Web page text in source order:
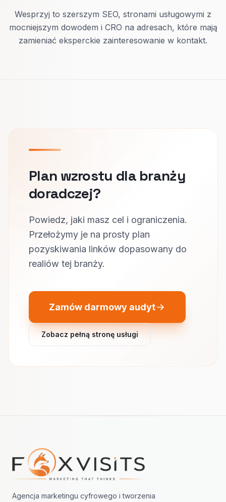
Wesprzyj to szerszym SEO, stronami usługowymi z
mocniejszym dowodem i CRO na adresach, które mają
zamieniać eksperckie zainteresowanie w kontakt.
Plan wzrostu dla branży
doradczej?
Powiedz, jaki masz cel i ograniczenia.
Przełożymy je na prosty plan
pozyskiwania linków dopasowany do
realiów tej branży.
Zamów darmowy audyt
Zobacz pełną stronę usługi
Nawigacja w stopce
Agencja marketingu cyfrowego i tworzenia